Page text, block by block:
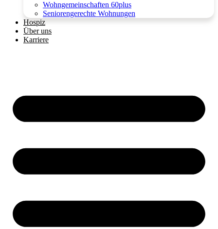
Wohngemeinschaften 60plus
Seniorengerechte Wohnungen
Hospiz
Über uns
Karriere